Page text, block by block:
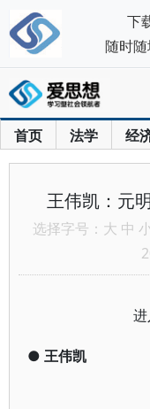
首页 法学 经
王伟凯：元
选择字号： 大 中
● 王伟凯
下
随时